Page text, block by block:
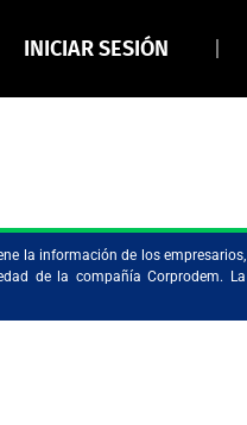
INICIAR SESIÓN
la información de los empresarios,
de la compañía Corprodem. La